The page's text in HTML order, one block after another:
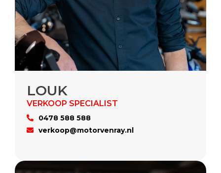
LOUK
0478 588 588
verkoop@motorvenray.nl